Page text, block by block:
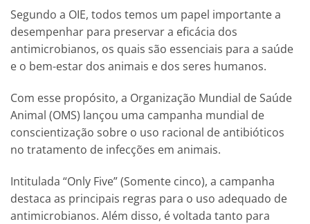
Segundo a OIE, todos temos um papel importante a
desempenhar para preservar a eficácia dos
antimicrobianos, os quais são essenciais para a saúde
e o bem-estar dos animais e dos seres humanos.
Com esse propósito, a Organização Mundial de Saúde
Animal (OMS) lançou uma campanha mundial de
conscientização sobre o uso racional de antibióticos
no tratamento de infecções em animais.
Intitulada “Only Five” (Somente cinco), a campanha
destaca as principais regras para o uso adequado de
antimicrobianos. Além disso, é voltada tanto para